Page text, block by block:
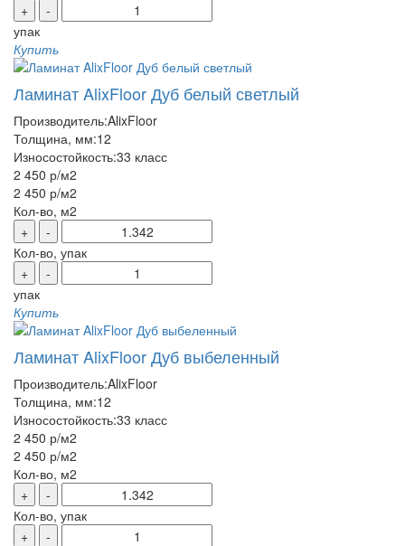
+
-
упак
Купить
Ламинат AlixFloor Дуб белый светлый
Производитель:AlixFloor
Толщина, мм:12
Износостойкость:33 класс
2 450 р/м2
2 450 р/м2
Кол-во, м2
+
-
Кол-во, упак
+
-
упак
Купить
Ламинат AlixFloor Дуб выбеленный
Производитель:AlixFloor
Толщина, мм:12
Износостойкость:33 класс
2 450 р/м2
2 450 р/м2
Кол-во, м2
+
-
Кол-во, упак
+
-